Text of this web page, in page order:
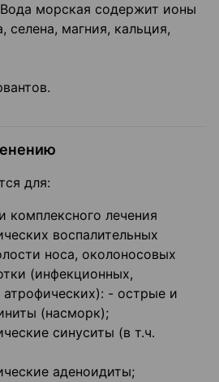
морская содержит ионы
селена, магния, кальция,
для:
комплексного лечения
воспалительных
носа, околоносовых
(инфекционных,
атрофических): - острые и
(насморк);
синуситы (в т.ч.
аденоидиты;